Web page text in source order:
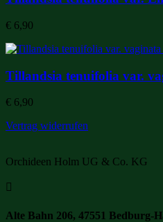
€ 6,90
Tillandsia tenuifolia var.
€ 6,90
Vertrag widerrufen
Orchideen Holm UG & Co. KG

Alte Bahn 206, 47551 Bedburg-